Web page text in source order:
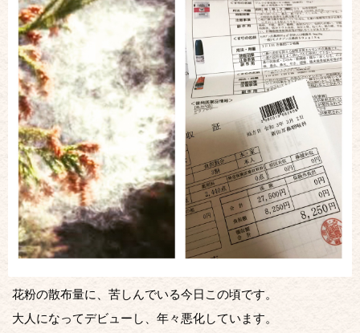
花粉の散布量に、苦しんでいる今日この頃です。
大人になってデビューし、年々悪化しています。